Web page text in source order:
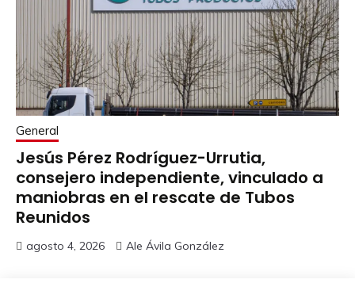
General
Jesús Pérez Rodríguez-Urrutia,
consejero independiente, vinculado a
maniobras en el rescate de Tubos
Reunidos
agosto 4, 2026 Ale Ávila González